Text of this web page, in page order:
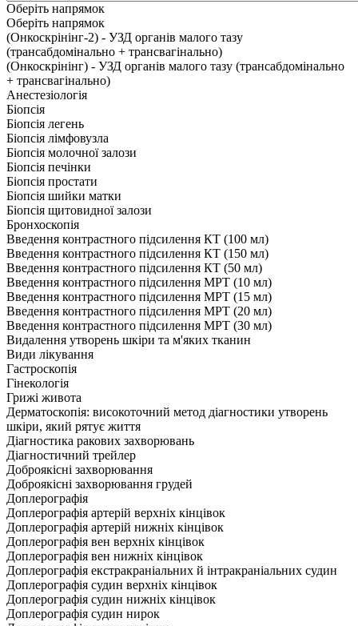
Оберіть напрямок
Оберіть напрямок
(Онкоскрінінг-2) - УЗД органів малого тазу
(трансабдомінально + трансвагінально)
(Онкоскрінінг) - УЗД органів малого тазу (трансабдомінально
+ трансвагінально)
Анестезіологія
Біопсія
Біопсія легень
Біопсія лімфовузла
Біопсія молочної залози
Біопсія печінки
Біопсія простати
Біопсія шийки матки
Біопсія щитовидної залози
Бронхоскопія
Введення контрастного підсилення КТ (100 мл)
Введення контрастного підсилення КТ (150 мл)
Введення контрастного підсилення КТ (50 мл)
Введення контрастного підсилення МРТ (10 мл)
Введення контрастного підсилення МРТ (15 мл)
Введення контрастного підсилення МРТ (20 мл)
Введення контрастного підсилення МРТ (30 мл)
Видалення утворень шкіри та м'яких тканин
Види лікування
Гастроскопія
Гінекологія
Грижі живота
Дерматоскопія: високоточний метод діагностики утворень
шкіри, який рятує життя
Діагностика ракових захворювань
Діагностичний трейлер
Доброякісні захворювання
Доброякісні захворювання грудей
Доплерографія
Доплерографія артерій верхніх кінцівок
Доплерографія артерій нижніх кінцівок
Доплерографія вен верхніх кінцівок
Доплерографія вен нижніх кінцівок
Доплерографія екстракраніальних й інтракраніальних судин
Доплерографія судин верхніх кінцівок
Доплерографія судин нижніх кінцівок
Доплерографія судин нирок